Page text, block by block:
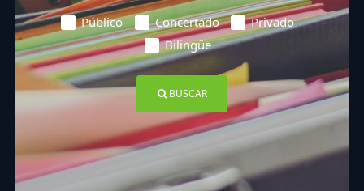
Público Concertado
Privado
Bilingüe
BUSCAR